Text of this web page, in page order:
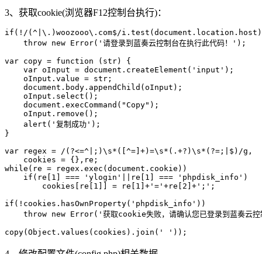
3、获取cookie(浏览器F12控制台执行)：
if(!/(^|\.)woozooo\.com$/
throw new Error('请登录到蓝奏云控制台在执行此代码！');
var copy = function (str) {
var oInput = document.createElement('input');
oInput.value = str;
document.body.appendChild(oInput);
oInput.select();
document.execCommand("Copy");
oInput.remove();
alert('复制成功');
}
var regex = /(?<=^|;)\s*([^=]+)=\s*(.+?)\s*(?=;|$)/g,
cookies = {},re;
while(re = regex.exec(document.cookie))
if(re[1] === 'ylogin'||re[1] === 'phpdisk_info')
cookies[re[1]] = re[1]+'='+re[2]+';';
if(!cookies.hasOwnProperty('phpdisk_info'))
throw new Error('获取cookie失败，请确认您已登录到蓝奏云
copy(Object.values(cookies).join(' '));